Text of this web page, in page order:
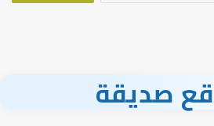
صديقة